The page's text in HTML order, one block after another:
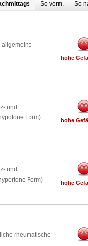
So vorm. So
allgemeine
hohe
und
Form)
hohe
und
Form)
hohe
rheumatische